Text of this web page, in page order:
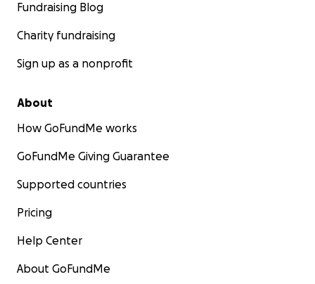
Fundraising Blog
Charity fundraising
Sign up as a nonprofit
About
How GoFundMe works
GoFundMe Giving Guarantee
Supported countries
Pricing
Help Center
About GoFundMe